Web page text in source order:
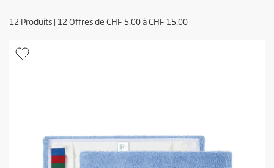
12 Produits | 12 Offres de CHF 5.00àCHF 15.00